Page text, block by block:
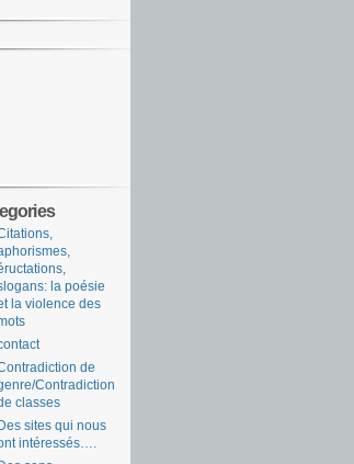
la poésie
la violence des
de
Contradiction
classes
Des sites qui nous
intéressés….